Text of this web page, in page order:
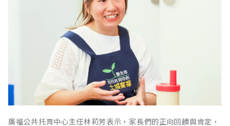
廣福公共托育中心主任林莉芳表示，家長們的正向回饋與肯定，